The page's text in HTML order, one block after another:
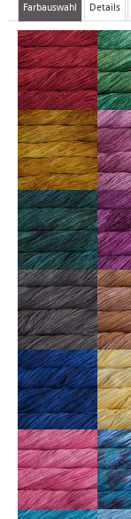
Farbauswahl Details